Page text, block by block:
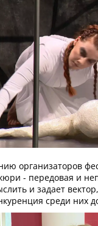
организаторов
- передовая и
и задает
среди них